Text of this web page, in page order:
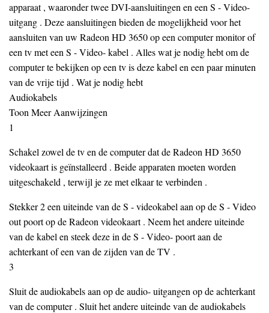
apparaat , waaronder twee DVI-aansluitingen en een S - Video-
uitgang . Deze aansluitingen bieden de mogelijkheid voor het
aansluiten van uw Radeon HD 3650 op een computer monitor of
een tv met een S - Video- kabel . Alles wat je nodig hebt om de
computer te bekijken op een tv is deze kabel en een paar minuten
van de vrije tijd . Wat je nodig hebt
Audiokabels
Toon Meer Aanwijzingen
1
Schakel zowel de tv en de computer dat de Radeon HD 3650
videokaart is geïnstalleerd . Beide apparaten moeten worden
uitgeschakeld , terwijl je ze met elkaar te verbinden .
Stekker 2 een uiteinde van de S - videokabel aan op de S - Video
out poort op de Radeon videokaart . Neem het andere uiteinde
van de kabel en steek deze in de S - Video- poort aan de
achterkant of een van de zijden van de TV .
3
Sluit de audiokabels aan op de audio- uitgangen op de achterkant
van de computer . Sluit het andere uiteinde van de audiokabels